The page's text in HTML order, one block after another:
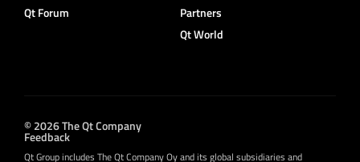
Qt Forum
Partners
Qt World
© 2026 The Qt Company
Feedback
Qt Group includes The Qt Company Oy and its global subsidiaries and